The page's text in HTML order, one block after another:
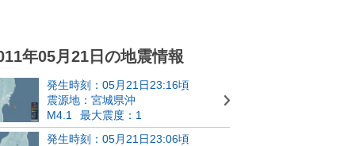
年05月21日の地震情報
発生時刻：05月21日23:16頃
震源地：宮城県沖
M4.1
最大震度：1
発生時刻：05月21日23:06頃